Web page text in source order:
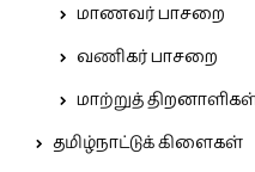
மாணவர் பாசறை
வணிகர் பாசறை
மாற்றுத்
தமிழ்நாட்டுக் கிளைகள்